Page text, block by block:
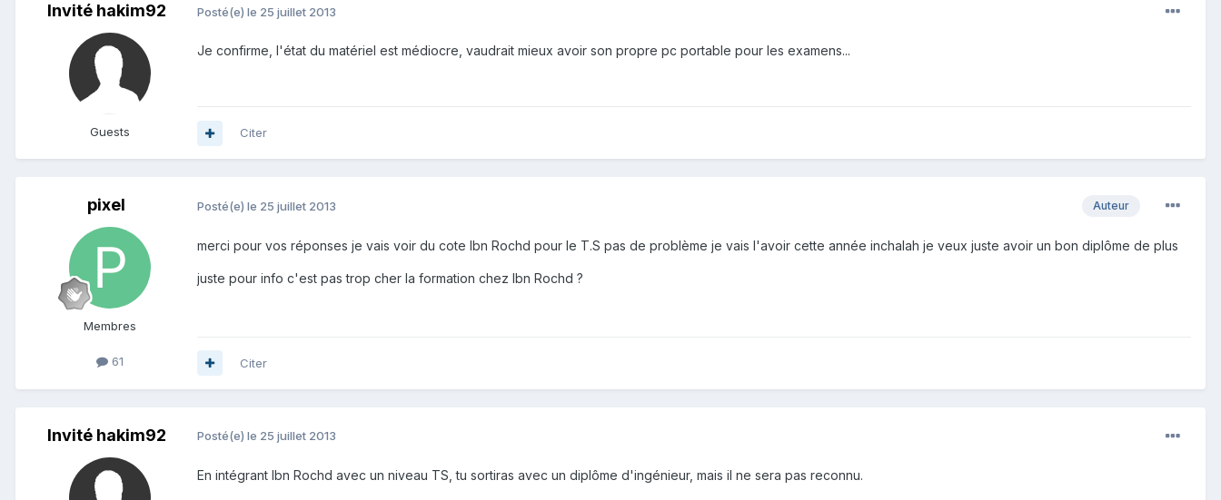
Invité hakim92
Guests
Posté(e) le 25 juillet 2013
Je confirme, l'état du matériel est médiocre, vaudrait mieux avoir son propre pc portable pour les examens...
Citer
pixel
Membres
61
Auteur
Posté(e) le 25 juillet 2013
merci pour vos réponses je vais voir du cote Ibn Rochd pour le T.S pas de problème je vais l'avoir cette année inchalah je veux juste avoir un bon diplôme de plus
juste pour info c'est pas trop cher la formation chez Ibn Rochd ?
Citer
Invité hakim92 Posté(e) le 25 juillet 2013
En intégrant Ibn Rochd avec un niveau TS, tu sortiras avec un diplôme d'ingénieur, mais il ne sera pas reconnu.